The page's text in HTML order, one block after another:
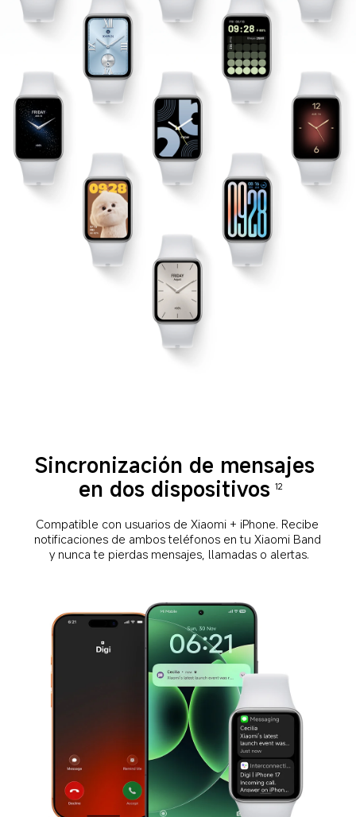
Sincronización de mensajes
en dos dispositivos 12
Compatible con usuarios de Xiaomi + iPhone. Recibe
notificaciones de ambos teléfonos en tu Xiaomi Band
y nunca te pierdas mensajes, llamadas o alertas.